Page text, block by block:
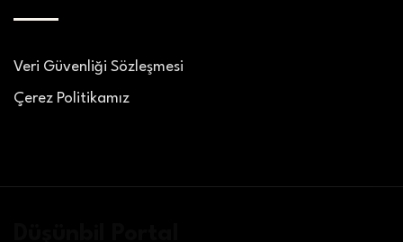
Veri Güvenliği Sözleşmesi
Çerez Politikamız